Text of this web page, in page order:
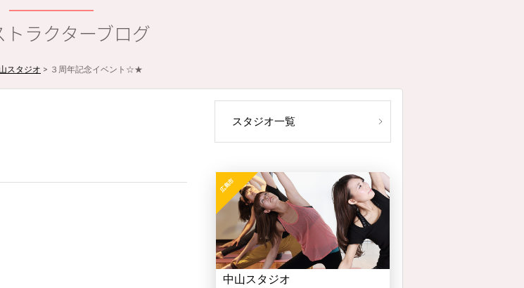
トラクターブログ
スタジオ > ３周年記念イベント☆★
スタジオ一覧
中山スタジオ